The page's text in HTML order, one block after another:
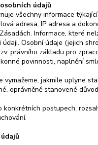
údajů
všechny informace
adresa, IP adresa a
Informace, které
Osobní údaje (jejich
právního základu pro
povinnosti, naplnění
vymažeme, jakmile uplyne
oprávněně stanovené
konkrétních postupech,